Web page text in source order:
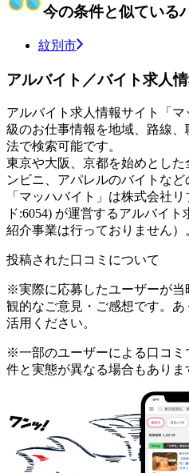
今の条件と似ている
紋別市
アルバイト／バイト求人
アルバイト求人情報サイト「
級のお仕事情報を地域、路線
法で検索可能です。
東京や大阪、京都を始めとし
ンビニ、アパレルのバイトなど
「マッハバイト」は株式会社
ド:6054) が運営するアルバイ
紹介事業は行っておりません）
投稿された口コミについて
※実際に応募したユーザーが当
観的なご意見・ご感想です。
活用ください。
※一部のユーザーによる口コミ
件と実態が異なる場合もありま